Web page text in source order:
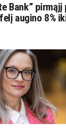
Bank”
augino 8%